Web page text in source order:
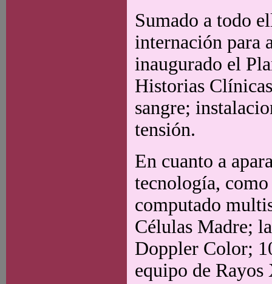
Sumado a todo
internación para
inaugurado el
Historias
sangre;
tensión.
En cuanto a
tecnología,
computado
Células Madre;
Doppler Color;
equipo de